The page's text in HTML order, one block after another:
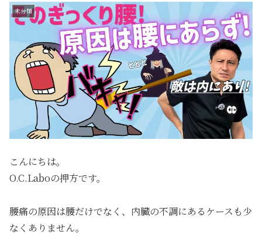
未分類
こんにちは。
O.C.Laboの押方です。
腰痛の原因は腰だけでなく、内臓の不調にあるケースも少
なくありません。